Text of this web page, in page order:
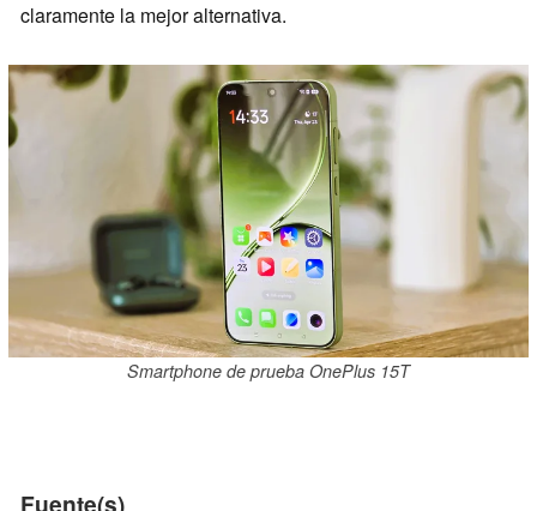
claramente la mejor alternativa.
Smartphone de prueba OnePlus 15T
Fuente(s)